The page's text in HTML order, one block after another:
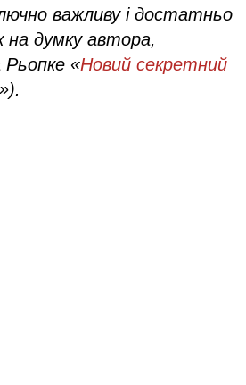
важливу і достатньо
на думку автора,
«Новий секретний
»).